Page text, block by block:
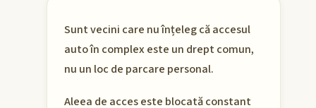
Sunt vecini care nu înțeleg că accesul
auto în complex este un drept comun,
nu un loc de parcare personal.
Aleea de acces este blocată constant